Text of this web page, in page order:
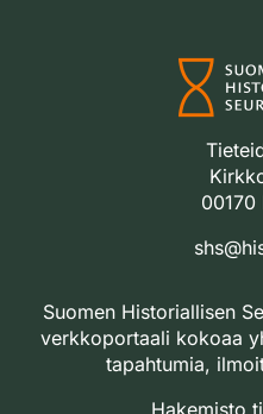
00170
Suomen Historiallisen
verkkoportaali kokoaa
tapahtumia,
Hakemisto